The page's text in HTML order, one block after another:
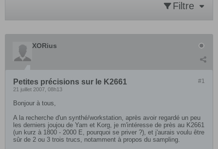
Filtre
XORius
#1
Petites précisions sur le K2661
21 juillet 2007, 08h13
Bonjour à tous,
A la recherche d'un synthé/workstation, après avoir regardé un peu
les derniers joujou de Yam et Korg, je m'intéresse de près au K2661
(un kurz à 1800 - 2000 E, pourquoi se priver ?), et j'aurais voulu être
sûr de 2 ou 3 trois trucs, notamment à propos du sampling.